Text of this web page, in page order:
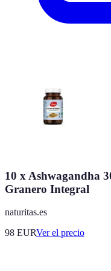
10 x Ashwagandha
Granero Integral
naturitas.es
98 EURVer el precio